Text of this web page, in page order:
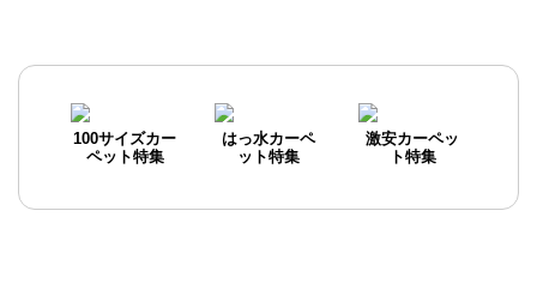
100サイズカー
ペット特集
はっ水カーペ
ット特集
激安カーペッ
ト特集